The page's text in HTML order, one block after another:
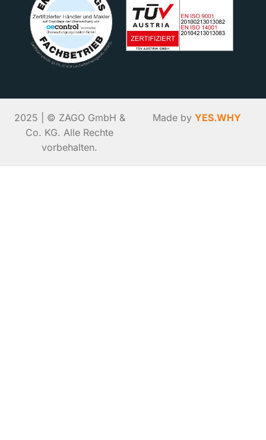
2025 | © ZAGO GmbH &
Co. KG. Alle Rechte
vorbehalten.
Made by YES.WHY